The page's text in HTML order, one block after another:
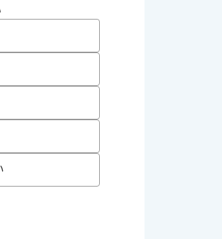
を想定しております。